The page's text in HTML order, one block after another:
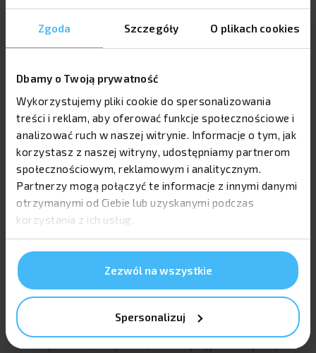
Zgoda Szczegóły O plikach cookies
Dbamy o Twoją prywatność
Wykorzystujemy pliki cookie do spersonalizowania
treści i reklam, aby oferować funkcje społecznościowe i
analizować ruch w naszej witrynie. Informacje o tym, jak
korzystasz z naszej witryny, udostępniamy partnerom
społecznościowym, reklamowym i analitycznym.
Partnerzy mogą połączyć te informacje z innymi danymi
otrzymanymi od Ciebie lub uzyskanymi podczas
korzystania z ich usług.
Zezwól na wszystkie
Spersonalizuj
personalizowane, które różnią się pod względem
treści oraz wyglądu. Klient ma możliwość
elastyczne podejście do zamówień. Druk
dyplomów i certyfikatów odbywa się na papierach
ozdobnych, co uszlachetnia finalny produkt i
sprawia, że staje się on bardziej atrakcyjny. Dzięki
wykorzystaniu plików csv, możliwe jest szybkie
wprowadzenie danych, co pozwala zaoszczędzić
czas i wyeliminować pomyłki.
Produkcja dyplomów odbywa się w naszej drukarni,
gdzie wykorzystuje się różne materiały oraz
techniki druku. Klienci mogą wybierać spośród
wielu kategoria dyplomów, które zawierać mogą
różne elementy graficzne, takie jak logo czy
formaty, co pozwala na dostosowanie dyplomów
do specyficznych wymagań. Warto pamiętać, że